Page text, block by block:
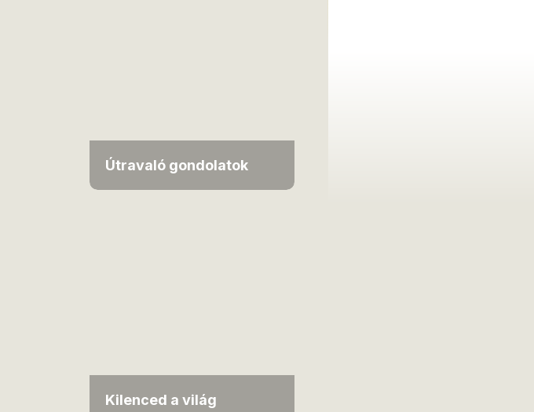
Útravaló gondolatok
Kilenced a világ